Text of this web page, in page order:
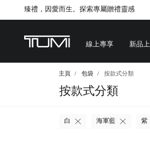
Citygate將進行内部重新裝修工程，期間暫停
線上專享 新品
主頁 包袋 按款式分類
按款式分類
白 海軍藍 紫